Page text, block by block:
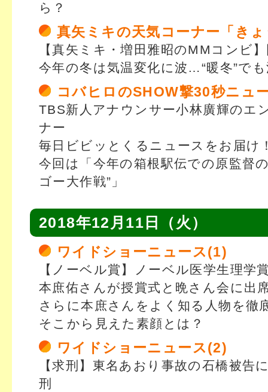
ら？
真矢ミキの天気コーナー「き
【真矢ミキ・増田雅昭のMMコンビ
今年の冬は気温変化に波…“暖冬”で
コバヒロのSHOW撃30秒ニュ
TBS新人アナウンサー小林廣輝のエ
ナー
毎日ビビッとくるニュースをお届け
今回は「今年の箱根駅伝での原監督
ゴー大作戦”」
2018年12月11日（火）
ワイドショーニュース(1)
【ノーベル賞】ノーベル医学生理学
本庶佑さんが授賞式と晩さん会に出
さらに本庶さんをよく知る人物を徹
そこから見えた素顔とは？
ワイドショーニュース(2)
【求刑】東名あおり事故の石橋被告
刑